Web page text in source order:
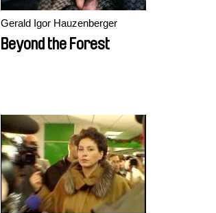
Gerald Igor Hauzenberger
Beyond the Forest